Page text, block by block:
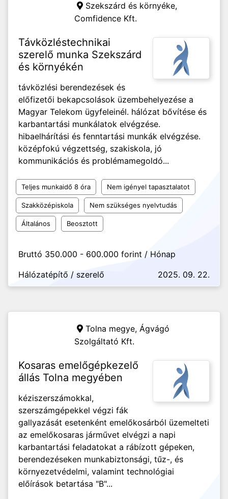
Szekszárd és környéke,
Comfidence Kft.
Távközléstechnikai
szerelő munka Szekszárd
és környékén
távközlési berendezések és
előfizetői bekapcsolások üzembehelyezése a
Magyar Telekom ügyfeleinél. hálózat bővítése és
karbantartási munkálatok elvégzése.
hibaelhárítási és fenntartási munkák elvégzése.
középfokú végzettség, szakiskola, jó
kommunikációs és problémamegoldó...
Teljes munkaidő 8 óra Nem igényel tapasztalatot
Szakközépiskola Nem szükséges nyelvtudás
Általános Beosztott
Bruttó 350.000 - 600.000 forint / Hónap
Hálózatépítő / szerelő
2025. 09. 22.
Tolna megye, Ágvágó
Szolgáltató Kft.
Kosaras emelőgépkezelő
állás Tolna megyében
kéziszerszámokkal,
szerszámgépekkel végzi fák
gallyazását esetenként emelőkosárból üzemelteti
az emelőkosaras járművet elvégzi a napi
karbantartási feladatokat a rábízott gépeken,
berendezéseken munkabiztonsági, tűz-, és
környezetvédelmi, valamint technológiai
előírások betartása "B"...